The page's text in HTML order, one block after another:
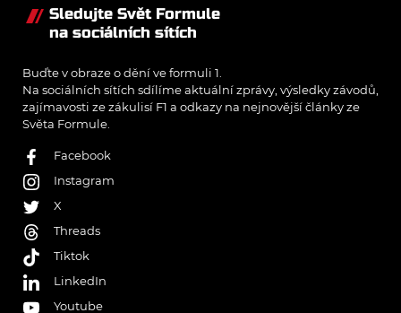
Sledujte Svět Formule
na sociálních sítích
Buďte v obraze o dění ve formuli 1.
Na sociálních sítích sdílíme aktuální zprávy, výsledky závodů,
zajímavosti ze zákulisí F1 a odkazy na nejnovější články ze
Světa Formule.
Facebook
Instagram
X
Threads
Tiktok
LinkedIn
Youtube